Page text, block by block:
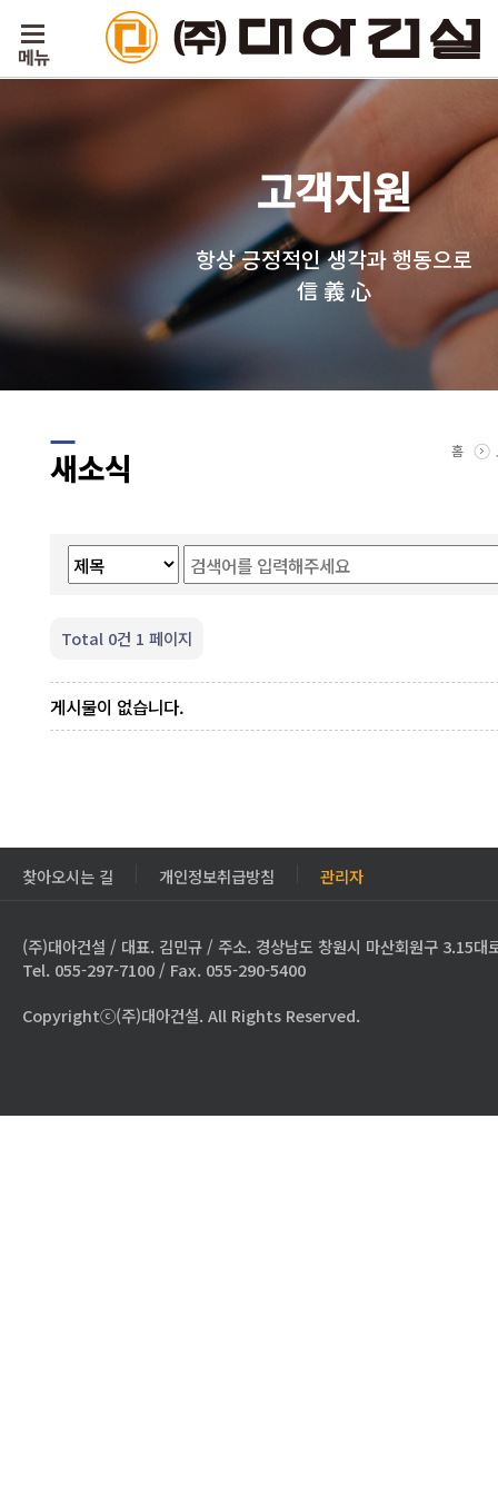
고객지원
항상 긍정적인 생각과 행동으로
信 義 心
새소식 홈
Total 0건 1 페이지
게시물이 없습니다.
찾아오시는 길 개인정보취급방침 관리자
(주)대아건설 / 대표. 김민규 / 주소. 경상남도 창원시 마산회원구 3.15대
Tel. 055-297-7100 / Fax. 055-290-5400
Copyrightⓒ(주)대아건설. All Rights Reserved.